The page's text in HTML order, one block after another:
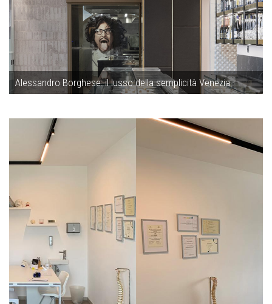
Alessandro Borghese: il lusso della semplicità Venezia